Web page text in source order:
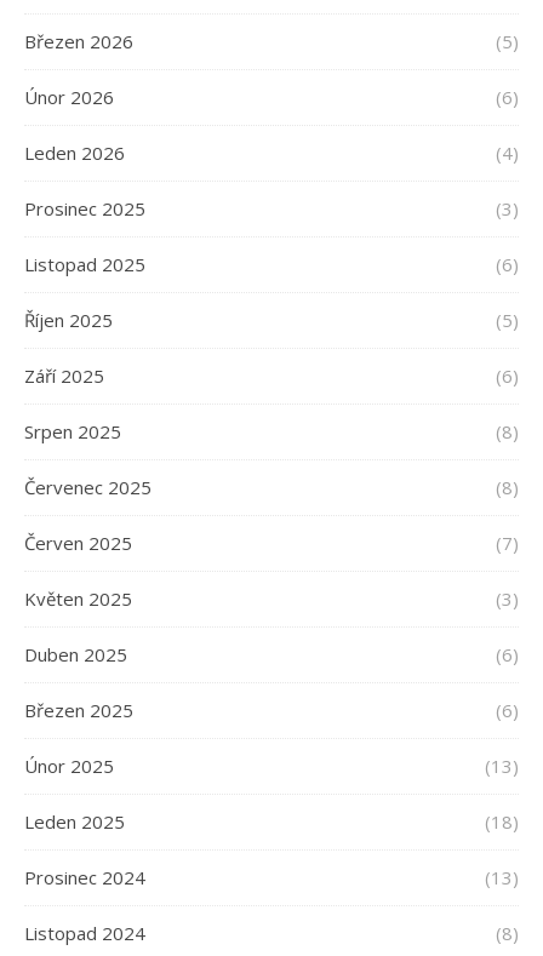
Březen 2026 (5)
Únor 2026 (6)
Leden 2026 (4)
Prosinec 2025 (3)
Listopad 2025 (6)
Říjen 2025 (5)
Září 2025 (6)
Srpen 2025 (8)
Červenec 2025 (8)
Červen 2025 (7)
Květen 2025 (3)
Duben 2025 (6)
Březen 2025 (6)
Únor 2025 (13)
Leden 2025 (18)
Prosinec 2024 (13)
Listopad 2024 (8)